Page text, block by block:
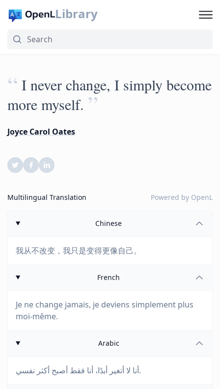
Library
“ I never change, I simply become
more myself. ”
Joyce Carol Oates
Multilingual Translation Powered by OpenL
Chinese
我从不改变，我只是变得更像自己。
French
Je ne change jamais, je deviens simplement plus
moi-même.
Arabic
أنا لا أتغير أبدًا، أنا فقط أصبح أكثر نفسي.